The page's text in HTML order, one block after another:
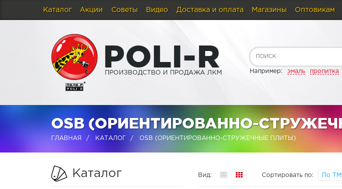
Каталог Акции Советы Видео Доставка и оплата Магазины Оптовикам
POLI-R
ПРОИЗВОДСТВО И ПРОДАЖА ЛКМ Например: эмаль пропитка
OSB (ОРИЕНТИРОВАННО-
ГЛАВНАЯ КАТАЛОГ OSB (ОРИЕНТИРОВАННО-СТРУЖЕЧНЫЕ ПЛИТЫ)
Каталог Вид: Сортировать по: По ТМ